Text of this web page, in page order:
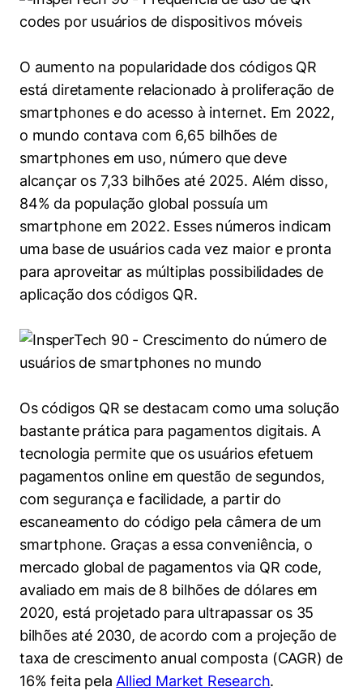
O aumento na popularidade dos códigos QR
está diretamente relacionado à proliferação de
smartphones e do acesso à internet. Em 2022,
o mundo contava com 6,65 bilhões de
smartphones em uso, número que deve
alcançar os 7,33 bilhões até 2025. Além disso,
84% da população global possuía um
smartphone em 2022. Esses números indicam
uma base de usuários cada vez maior e pronta
para aproveitar as múltiplas possibilidades de
aplicação dos códigos QR.
Os códigos QR se destacam como uma solução
bastante prática para pagamentos digitais. A
tecnologia permite que os usuários efetuem
pagamentos online em questão de segundos,
com segurança e facilidade, a partir do
escaneamento do código pela câmera de um
smartphone. Graças a essa conveniência, o
mercado global de pagamentos via QR code,
avaliado em mais de 8 bilhões de dólares em
2020, está projetado para ultrapassar os 35
bilhões até 2030, de acordo com a projeção de
taxa de crescimento anual composta (CAGR) de
16% feita pela Allied Market Research.
Cookies de preferências de usuário